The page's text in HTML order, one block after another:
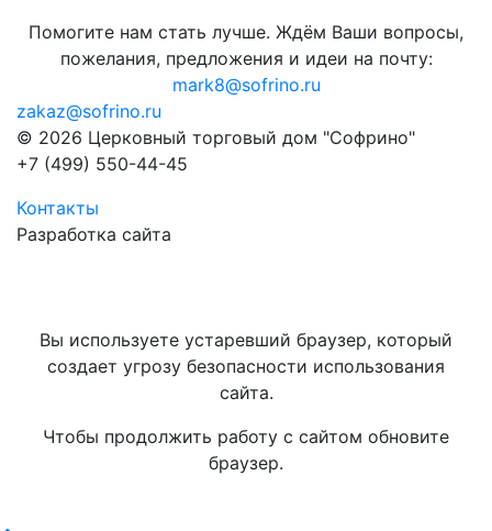
Помогите нам стать лучше. Ждём Ваши вопросы,
пожелания, предложения и идеи на почту:
mark8@sofrino.ru
zakaz@sofrino.ru
© 2026 Церковный торговый дом "Софрино"
+7 (499) 550-44-45
Контакты
Разработка сайта
Вы используете устаревший браузер, который
создает угрозу безопасности использования
сайта.
Чтобы продолжить работу с сайтом обновите
браузер.